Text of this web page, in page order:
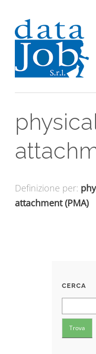
Definizione per:
attachment (PMA)
CERCA